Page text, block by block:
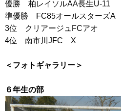
優勝 柏レイソルAA長生U-11
準優勝 FC85オールスターズA
3位 クリアージュFCアオ
4位 南市川JFC X
＜フォトギャラリー＞
６年生の部